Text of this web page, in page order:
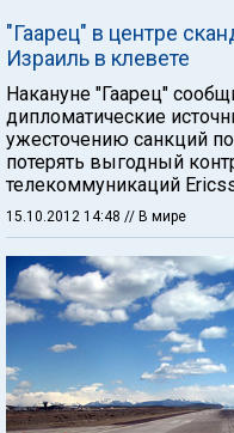
"Гаарец" в центре
Израиль в клевете
Накануне "Гаарец"
дипломатические
ужесточению санкций
потерять выгодный
телекоммуникаций
15.10.2012 14:48 // В мире